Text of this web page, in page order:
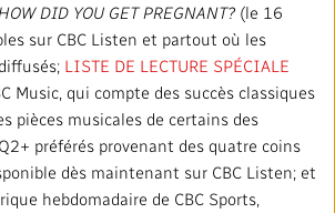
DID YOU GET PREGNANT? (le 16
sur CBC Listen et partout où les
LISTE DE LECTURE SPÉCIALE
Music, qui compte des succès classiques
pièces musicales de certains des
préférés provenant des quatre coins
dès maintenant sur CBC Listen; et
hebdomadaire de CBC Sports,